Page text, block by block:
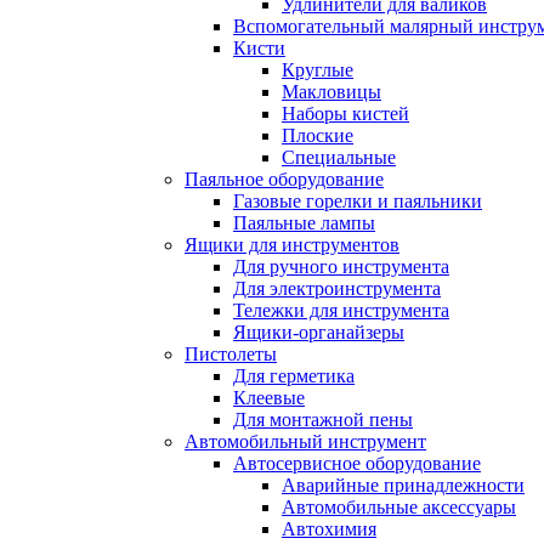
Удлинители для валиков
Вспомогательный малярный
Кисти
Круглые
Макловицы
Наборы кистей
Плоские
Специальные
Паяльное оборудование
Газовые горелки и паяльники
Паяльные лампы
Ящики для инструментов
Для ручного инструмента
Для электроинструмента
Тележки для инструмента
Ящики-органайзеры
Пистолеты
Для герметика
Клеевые
Для монтажной пены
Автомобильный инструмент
Автосервисное оборудование
Аварийные принадлежности
Автомобильные аксессуары
Автохимия